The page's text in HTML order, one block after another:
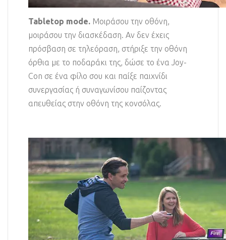
Tabletop mode. Μοιράσου την οθόνη,
μοιράσου την διασκέδαση. Αν δεν έχεις
πρόσβαση σε τηλεόραση, στήριξε την οθόνη
όρθια με το ποδαράκι της, δώσε το ένα Joy-
Con σε ένα φίλο σου και παίξε παιχνίδι
συνεργασίας ή συναγωνίσου παίζοντας
απευθείας στην οθόνη της κονσόλας.